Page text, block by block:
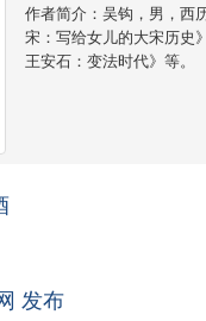
作者简介：吴钩，男，西
宋：写给女儿的大宋历史
王安石：变法时代》等。
发布